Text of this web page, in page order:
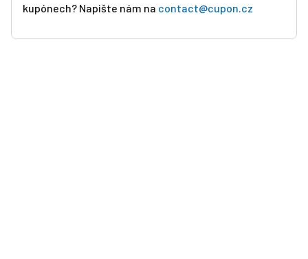
kupónech? Napište nám na contact@cupon.cz